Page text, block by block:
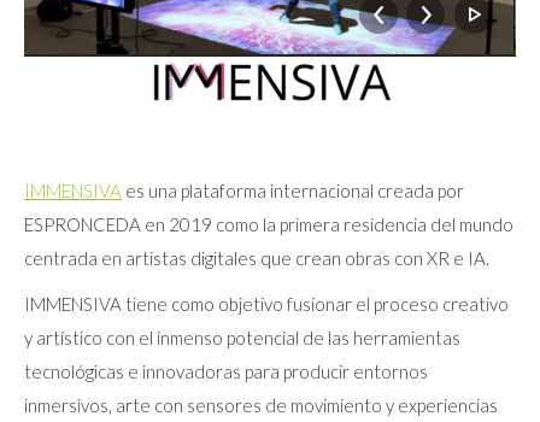
IMMENSIVA es una plataforma internacional creada por
ESPRONCEDA en 2019 como la primera residencia del mundo
centrada en artistas digitales que crean obras con XR e IA.
IMMENSIVA tiene como objetivo fusionar el proceso creativo
y artístico con el inmenso potencial de las herramientas
tecnológicas e innovadoras para producir entornos
inmersivos, arte con sensores de movimiento y experiencias